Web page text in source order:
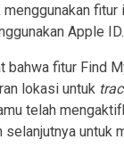
menggunakan fitur
Apple ID.
bahwa fitur Find
lokasi untuk
telah
selanjutnya untuk